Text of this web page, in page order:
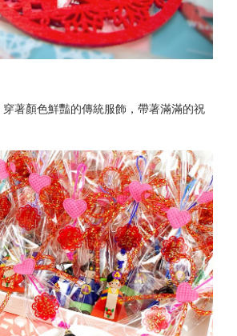
著顏色鮮豔的傳統服飾，帶著滿滿的祝